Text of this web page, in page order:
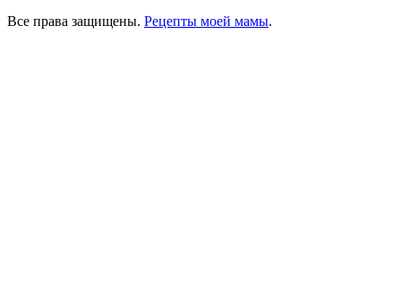
Все права защищены. Рецепты моей мамы.